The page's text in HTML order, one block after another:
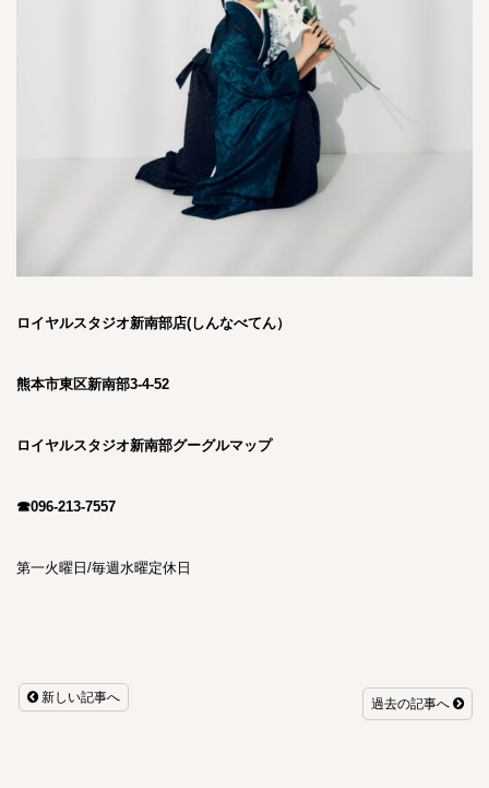
ロイヤルスタジオ新南部店(しんなべてん）
熊本市東区新南部3-4-52
ロイヤルスタジオ新南部グーグルマップ
☎096-213-7557
第一火曜日/毎週水曜定休日
新しい記事へ 過去の記事へ